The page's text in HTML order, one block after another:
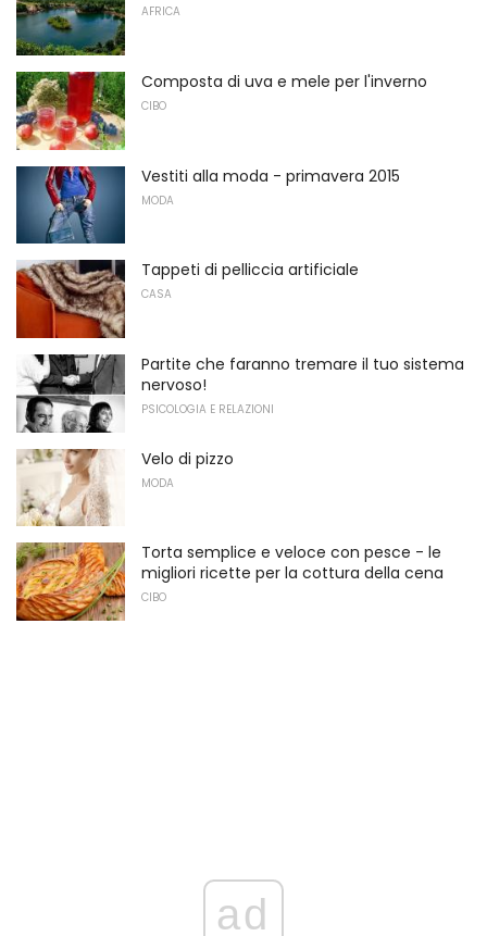
AFRICA
Composta di uva e mele per l'inverno
CIBO
Vestiti alla moda - primavera 2015
MODA
Tappeti di pelliccia artificiale
CASA
Partite che faranno tremare il tuo sistema
nervoso!
PSICOLOGIA E RELAZIONI
Velo di pizzo
MODA
Torta semplice e veloce con pesce - le
migliori ricette per la cottura della cena
CIBO
ad